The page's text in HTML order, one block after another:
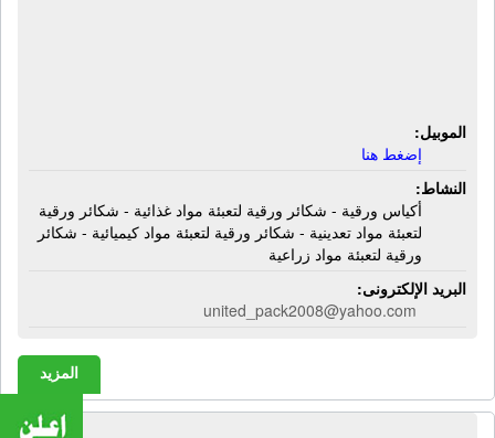
الموبيل:
إضغط هنا
النشاط:
أكياس ورقية - شكائر ورقية لتعبئة مواد غذائية - شكائر ورقية
لتعبئة مواد تعدينية - شكائر ورقية لتعبئة مواد كيميائية - شكائر
ورقية لتعبئة مواد زراعية
البريد الإلكترونى:
united_pack2008@yahoo.com
المزيد